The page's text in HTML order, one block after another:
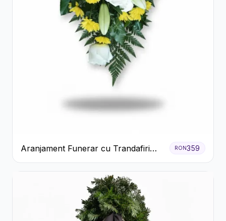
Aranjament Funerar cu Trandafiri
Albi Crizanteme Galbene și Crini
RON359